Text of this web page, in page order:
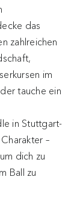
das
zahlreichen
im
tauche ein
in Stuttgart-
–
dich zu
Ball zu